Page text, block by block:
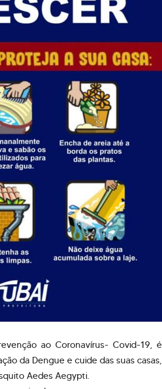
ao Coronavírus- Covid-19, é
da Dengue e cuide das suas casas,
Aedes Aegypti.